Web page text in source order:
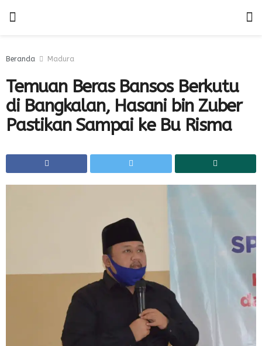
Beranda Madura
Temuan Beras Bansos Berkutu
di Bangkalan, Hasani bin Zuber
Pastikan Sampai ke Bu Risma